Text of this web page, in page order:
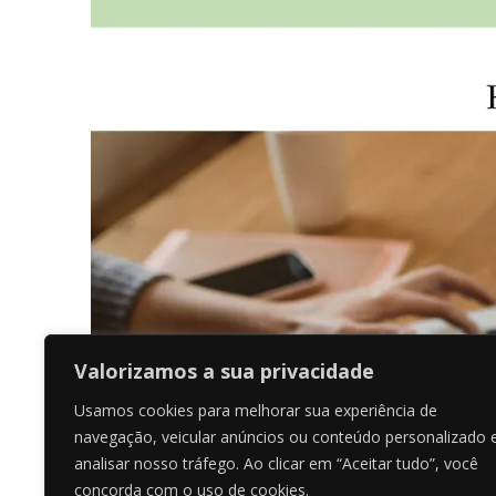
Valorizamos a sua privacidade
Usamos cookies para melhorar sua experiência de
navegação, veicular anúncios ou conteúdo personalizado
analisar nosso tráfego. Ao clicar em “Aceitar tudo”, você
concorda com o uso de cookies.